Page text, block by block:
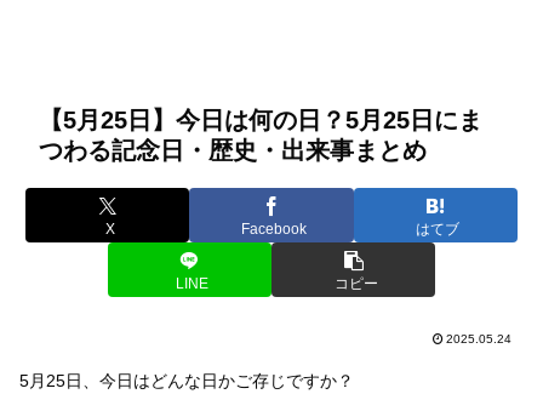
【5月25日】今日は何の日？5月25日にま
つわる記念日・歴史・出来事まとめ
X Facebook はてブ
LINE コピー
2025.05.24
5月25日、今日はどんな日かご存じですか？